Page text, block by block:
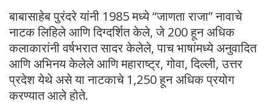
बाबासाहेब पुरंदरे यांनी 1985 मध्ये “जाणता राजा” नावाचे
नाटक लिहिले आणि दिग्दर्शित केले, जे 200 हून अधिक
कलाकारांनी वर्षभरात सादर केलेले, पाच भाषांमध्ये अनुवादित
आणि अभिनय केलेले आणि महाराष्ट्र, गोवा, दिल्ली, उत्तर
प्रदेश येथे असे या नाटकाचे 1,250 हून अधिक प्रयोग
करण्यात आले होते.